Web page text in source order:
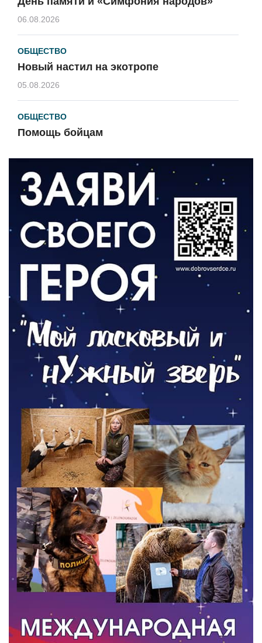
06.08.2026
ОБЩЕСТВО
Новый настил на экотропе
05.08.2026
ОБЩЕСТВО
Помощь бойцам
ВЛАСТЬ
«Второй старт» для ветеранов СВО
РАЗЪЯСНЯЕМ
Контракт с новой выплатой
05.08.2026